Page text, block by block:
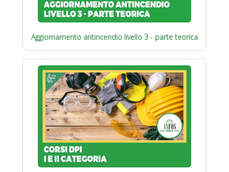
Aggiornamento antincendio livello 3 - parte teorica